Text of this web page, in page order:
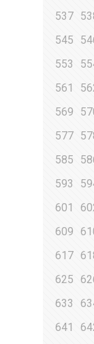
537
545
553
561
569
577
585
593
601
609
617
625
633
641